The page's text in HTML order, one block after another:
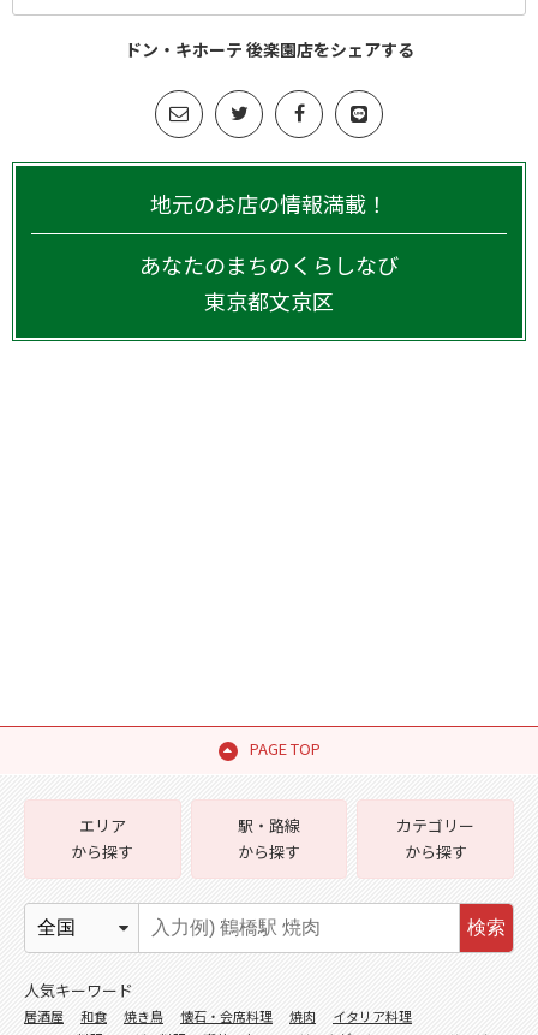
ドン・キホーテ 後楽園店をシェアする
地元のお店の情報満載！
あなたのまちのくらしなび
東京都文京区
PAGE TOP
エリア
から探す
駅・路線
から探す
カテゴリー
から探す
検索
人気キーワード
居酒屋 和食 焼き鳥 懐石・会席料理 焼肉
イタリア料理